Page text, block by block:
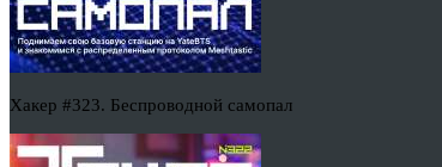
Хакер #323. Беспроводной самопал